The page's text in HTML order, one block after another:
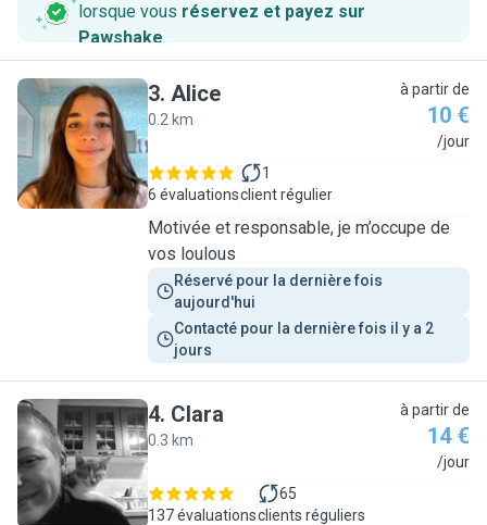
lorsque vous réservez et payez sur
Pawshake.
A
3. Alice
0.2 km
à partir de
10 €
/jour
6 évaluations
1
client régulier
Motivée et responsable, je m’occupe de
vos loulous
Réservé pour la dernière fois
aujourd'hui
Contacté pour la dernière fois il y a 2
jours
C
4. Clara
0.3 km
à partir de
14 €
/jour
137 évaluations
65
clients réguliers